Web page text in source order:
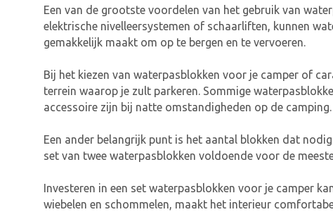
Een van de grootste voordelen van het gebruik van
elektrische nivelleersystemen of schaarliften, kunnen
gemakkelijk maakt om op te bergen en te vervoeren.
Bij het kiezen van waterpasblokken voor je camper of
terrein waarop je zult parkeren. Sommige
accessoire zijn bij natte omstandigheden op de camping.
Een ander belangrijk punt is het aantal blokken dat
set van twee waterpasblokken voldoende voor de
Investeren in een set waterpasblokken voor je camper
wiebelen en schommelen, maakt het interieur